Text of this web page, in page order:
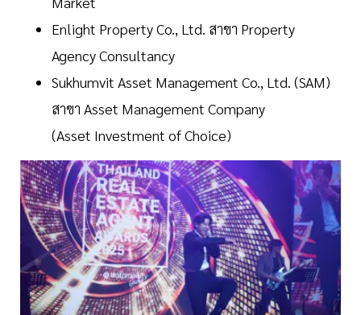
Enlight Property Co., Ltd. สาขา Property
Agency Consultancy
Sukhumvit Asset Management Co., Ltd. (SAM)
สาขา Asset Management Company
(Asset Investment of Choice)